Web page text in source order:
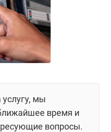
мы
время и
вопросы.